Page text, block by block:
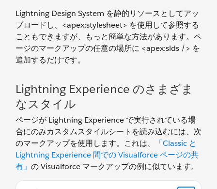
Lightning Design System を静的リソースとしてアッ
プロードし、<apex:stylesheet> を使用して参照する
こともできますが、もっと簡単な方法があります。ペ
ージのマークアップの任意の場所に <apex:slds /> を
追加するだけです。
Lightning Experience のさまざま
なスタイル
ページが Lightning Experience で実行されている場
合にのみカスタムスタイルシートを読み込むには、次
のマークアップを使用します。これは、
「Classic と
Lightning Experience 間での Visualforce ページの共
有」 の Visualforce マークアップの例に似ています。
<apex:page standardController="Account"> <!-- Base